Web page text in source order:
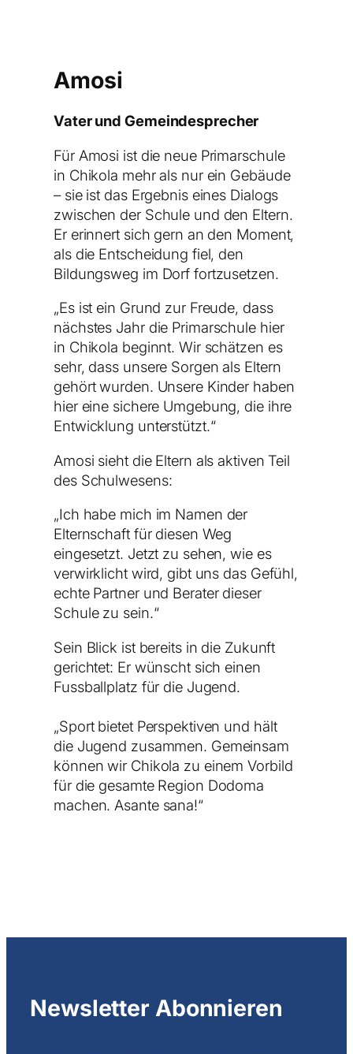
Amosi
Vater und Gemeindesprecher
Für Amosi ist die neue Primarschule
in Chikola mehr als nur ein Gebäude
– sie ist das Ergebnis eines Dialogs
zwischen der Schule und den Eltern.
Er erinnert sich gern an den Moment,
als die Entscheidung fiel, den
Bildungsweg im Dorf fortzusetzen.
„Es ist ein Grund zur Freude, dass
nächstes Jahr die Primarschule hier
in Chikola beginnt. Wir schätzen es
sehr, dass unsere Sorgen als Eltern
gehört wurden. Unsere Kinder haben
hier eine sichere Umgebung, die ihre
Entwicklung unterstützt.“
Amosi sieht die Eltern als aktiven Teil
des Schulwesens:
„Ich habe mich im Namen der
Elternschaft für diesen Weg
eingesetzt. Jetzt zu sehen, wie es
verwirklicht wird, gibt uns das Gefühl,
echte Partner und Berater dieser
Schule zu sein.“
Sein Blick ist bereits in die Zukunft
gerichtet: Er wünscht sich einen
Fussballplatz für die Jugend.
„Sport bietet Perspektiven und hält
die Jugend zusammen. Gemeinsam
können wir Chikola zu einem Vorbild
für die gesamte Region Dodoma
machen. Asante sana!“
Newsletter Abonnieren